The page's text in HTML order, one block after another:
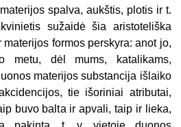
spalva, aukštis, plotis ir t.
sužaidė šia aristoteliška
formos perskyra: anot jo,
metu, dėl mums, katalikams,
materijos substancija išlaiko
tie išoriniai atributai,
buvo balta ir apvali, taip ir lieka,